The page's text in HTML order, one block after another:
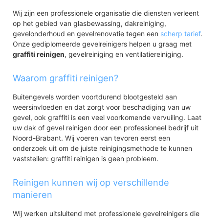
Wij zijn een professionele organisatie die diensten verleent
op het gebied van glasbewassing, dakreiniging,
gevelonderhoud en gevelrenovatie tegen een scherp tarief.
Onze gediplomeerde gevelreinigers helpen u graag met
graffiti reinigen, gevelreiniging en ventilatiereiniging.
Waarom graffiti reinigen?
Buitengevels worden voortdurend blootgesteld aan
weersinvloeden en dat zorgt voor beschadiging van uw
gevel, ook graffiti is een veel voorkomende vervuiling. Laat
uw dak of gevel reinigen door een professioneel bedrijf uit
Noord-Brabant. Wij voeren van tevoren eerst een
onderzoek uit om de juiste reinigingsmethode te kunnen
vaststellen: graffiti reinigen is geen probleem.
Reinigen kunnen wij op verschillende
manieren
Wij werken uitsluitend met professionele gevelreinigers die